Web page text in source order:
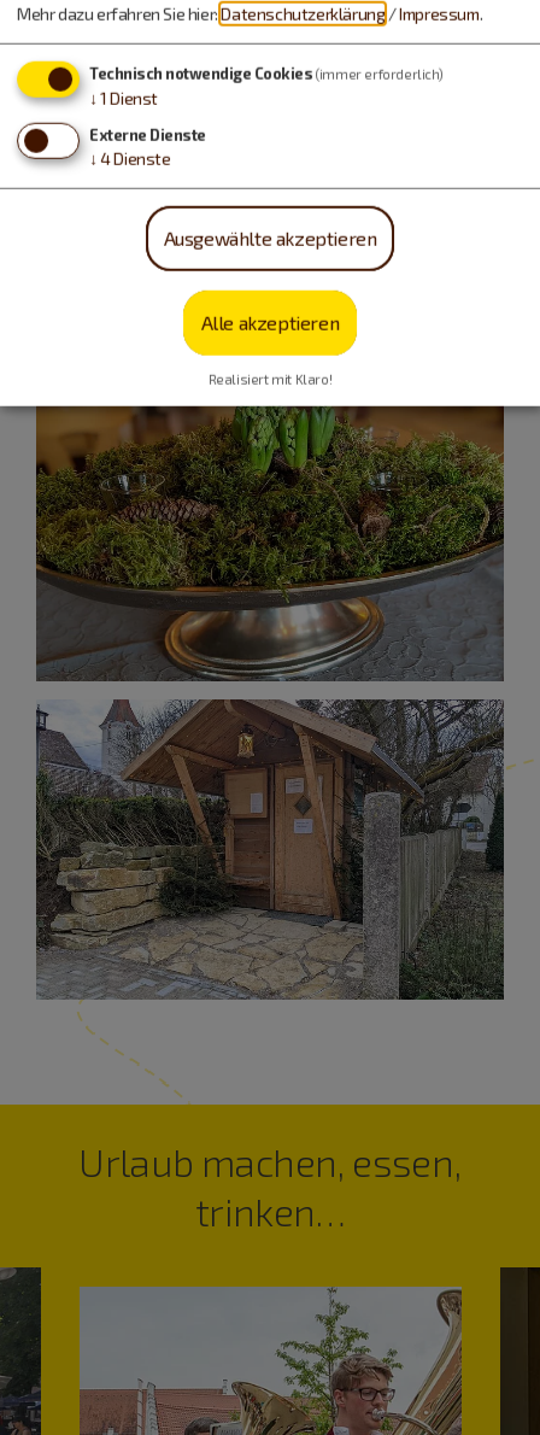
Urlaub machen, essen,
trinken…
Mehr dazu erfahren Sie hier:Datenschutzerklärung /Impressum.
Technisch notwendige Cookies (immer erforderlich)
↓ 1 Dienst
Externe Dienste
↓ 4Dienste
Ausgewählte akzeptieren
Alle akzeptieren
Realisiert mit Klaro!